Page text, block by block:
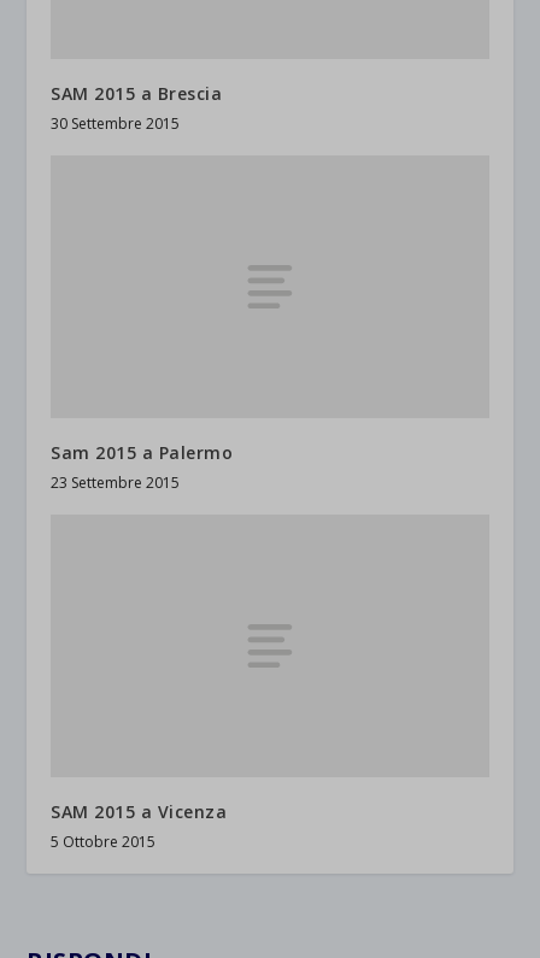
SAM 2015 a Brescia
30 Settembre 2015
Sam 2015 a Palermo
23 Settembre 2015
SAM 2015 a Vicenza
5 Ottobre 2015